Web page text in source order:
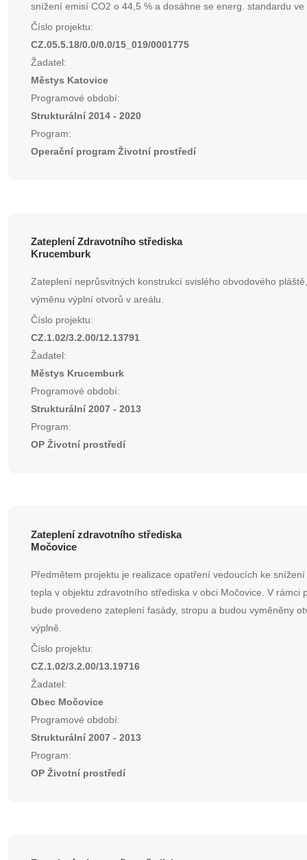
snížení emisí CO2 o 44,5 % a dosáhne se energ. standardu ve
Číslo projektu:
CZ.05.5.18/0.0/0.0/15_019/0001775
Žadatel:
Městys Katovice
Programové období:
Strukturální 2014 - 2020
Program:
Operační program Životní prostředí
Zateplení Zdravotního střediska
Krucemburk
Zateplení neprůsvitných konstrukcí svislého obvodového
výměnu výplní otvorů v areálu.
Číslo projektu:
CZ.1.02/3.2.00/12.13791
Žadatel:
Městys Krucemburk
Programové období:
Strukturální 2007 - 2013
Program:
OP Životní prostředí
Zateplení zdravotního střediska
Močovice
Předmětem projektu je realizace opatření vedoucích ke
tepla v objektu zdravotního střediska v obci Močovice. V rámci
bude provedeno zateplení fasády, stropu a budou vyměněny
výplně.
Číslo projektu:
CZ.1.02/3.2.00/13.19716
Žadatel:
Obec Močovice
Programové období:
Strukturální 2007 - 2013
Program:
OP Životní prostředí